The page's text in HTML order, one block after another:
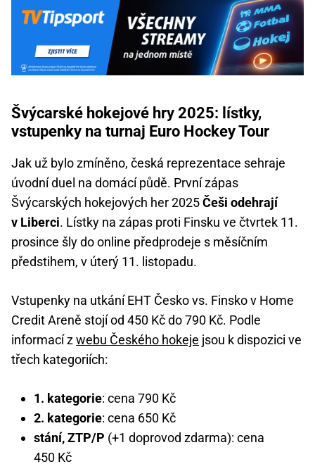
Švýcarské hokejové hry 2025: lístky,
vstupenky na turnaj Euro Hockey Tour
Jak už bylo zmíněno, česká reprezentace sehraje
úvodní duel na domácí půdě. První zápas
Švýcarských hokejových her 2025Češi odehrají
v Liberci. Lístky na zápas proti Finsku ve čtvrtek 11.
prosince šly do online předprodeje s měsíčním
předstihem, v úterý 11. listopadu.
Vstupenky na utkání EHT Česko vs. Finsko v Home
Credit Areně stojí od 450 Kč do 790 Kč. Podle
informací zwebu Českého hokeje jsou k dispozici ve
třech kategoriích:
1. kategorie: cena 790 Kč
2. kategorie: cena 650 Kč
stání, ZTP/P (+1 doprovod zdarma): cena
450 Kč